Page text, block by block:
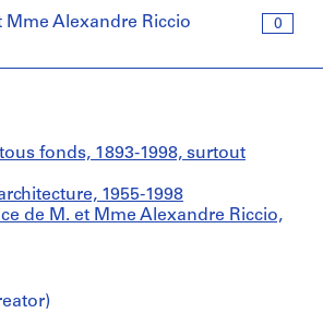
0
Mme Alexandre Riccio
fonds, 1893-1998, surtout
1955-1998
de M. et Mme Alexandre Riccio,